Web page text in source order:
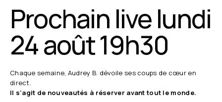
Prochain live lundi
24 août 19h30
Chaque semaine, Audrey B. dévoile ses coups de cœur en
direct.
Il s'agit de nouveautés à réserver avant tout le monde.